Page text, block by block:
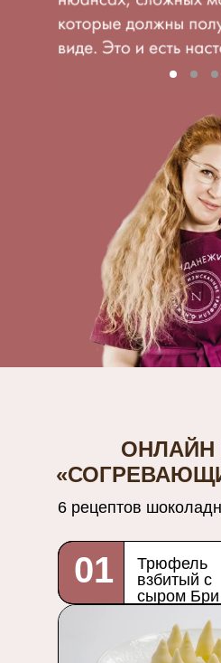
ОНЛАЙН
6 рецептов
01
Трюфель
взбитый с
сыром Бри